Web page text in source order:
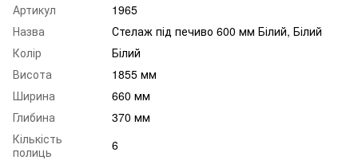
Артикул
1965
Назва
Стелаж під печиво 600 мм Білий, Білий
Колір
Білий
Висота
1855 мм
Ширина
660 мм
Глибина
370 мм
Кількість
полиць
6